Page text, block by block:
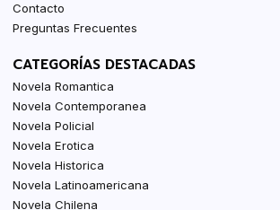
Contacto
Preguntas Frecuentes
CATEGORÍAS DESTACADAS
Novela Romantica
Novela Contemporanea
Novela Policial
Novela Erotica
Novela Historica
Novela Latinoamericana
Novela Chilena